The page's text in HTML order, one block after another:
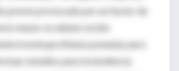
previo provocado por un factor de
menor no deben recibir
tromboprofilaxis prenatal, pero
estudios para la tendencia